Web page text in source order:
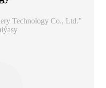
Technology Co., Ltd.”